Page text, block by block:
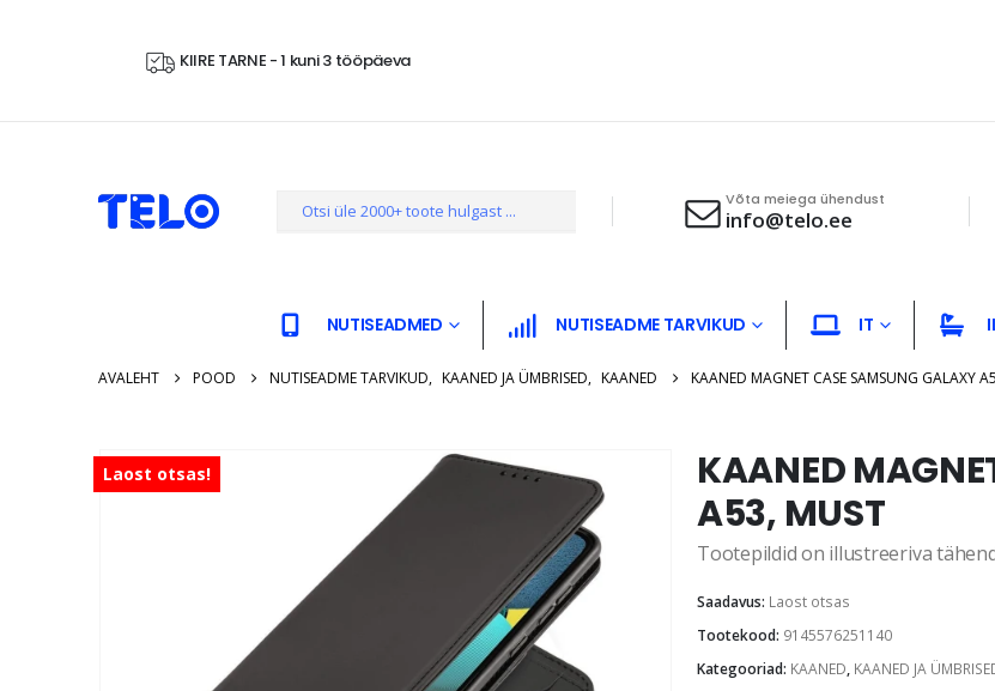
KIIRE TARNE - 1 kuni 3 tööpäeva
Võta meiega ühendust
info@telo.ee
NUTISEADMED NUTISEADME TARVIKUD IT
AVALEHT POOD NUTISEADME TARVIKUD, KAANED JA ÜMBRISED, KAANED KAANED MAGNET CASE SAMSUNG GALAXY
Laost otsas!
KAANED
A53, MUST
Tootepildid on illustreeriva
Saadavus: Laost otsas
Tootekood: 9145576251140
Kategooriad: KAANED, KAANED JA